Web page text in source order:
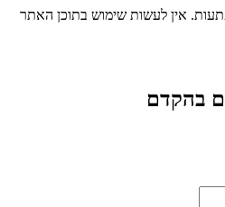
להפתעות. אין לעשות שימוש בתוכן האתר
בהקדם